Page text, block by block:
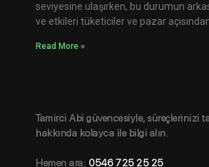
seviyesine ulaşırken, bu durumun
ve etkileri tüketiciler ve pazar
Read More »
Tamirci Abi güvencesiyle, süreçlerinizi
hakkında kolayca ile bilgi alın.
Hemen ara: 0546 725 25 25